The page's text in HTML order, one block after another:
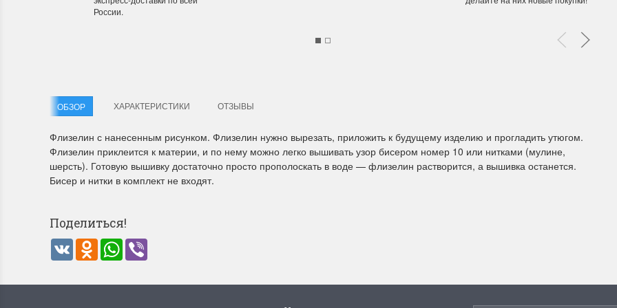
ПОДРОБНЕЕ
Анастасия Туманова
1 июня 2024 11:29
Раритеты Дим. New!
Анастасия Туманова
22 мая 2024 13:01
Поступление
Анастасия Туманова
14 мая 2024 11:58
России.
ОБЗОР ХАРАКТЕРИСТИКИ ОТЗЫВЫ
Флизелин с нанесенным рисунком. Флизелин нужно вырезать, приложить к будущему изделию и прогладить утюгом.
Флизелин приклеится к материи, и по нему можно легко вышивать узор бисером номер 10 или нитками (мулине,
шерсть). Готовую вышивку достаточно просто прополоскать в воде — флизелин растворится, а вышивка останется.
Бисер и нитки в комплект не входят.
Поделиться!
VK Odnoklassniki
WhatsApp